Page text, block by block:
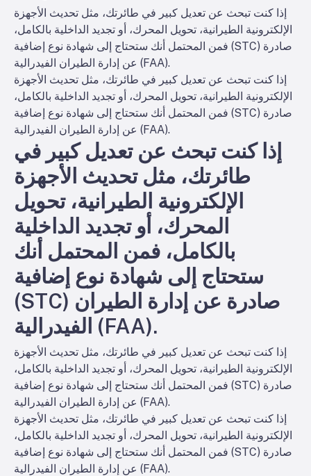
إذا كنت تبحث عن تعديل كبير في طائرتك، مثل تحديث الأجهزة
الإلكترونية الطيرانية، تحويل المحرك، أو تجديد الداخلية بالكامل،
فمن المحتمل أنك ستحتاج إلى شهادة نوع إضافية (STC) صادرة
عن إدارة الطيران الفيدرالية (FAA).
إذا كنت تبحث عن تعديل كبير في طائرتك، مثل تحديث الأجهزة
الإلكترونية الطيرانية، تحويل المحرك، أو تجديد الداخلية بالكامل،
فمن المحتمل أنك ستحتاج إلى شهادة نوع إضافية (STC) صادرة
عن إدارة الطيران الفيدرالية (FAA).
إذا كنت تبحث عن تعديل كبير في
طائرتك، مثل تحديث الأجهزة
الإلكترونية الطيرانية، تحويل
المحرك، أو تجديد الداخلية
بالكامل، فمن المحتمل أنك
ستحتاج إلى شهادة نوع إضافية
(STC) صادرة عن إدارة الطيران
الفيدرالية (FAA).
إذا كنت تبحث عن تعديل كبير في طائرتك، مثل تحديث الأجهزة
الإلكترونية الطيرانية، تحويل المحرك، أو تجديد الداخلية بالكامل،
فمن المحتمل أنك ستحتاج إلى شهادة نوع إضافية (STC) صادرة
عن إدارة الطيران الفيدرالية (FAA).
إذا كنت تبحث عن تعديل كبير في طائرتك، مثل تحديث الأجهزة
الإلكترونية الطيرانية، تحويل المحرك، أو تجديد الداخلية بالكامل،
فمن المحتمل أنك ستحتاج إلى شهادة نوع إضافية (STC) صادرة
عن إدارة الطيران الفيدرالية (FAA).